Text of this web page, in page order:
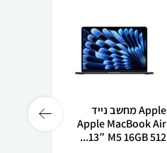
Apple מחשב נייד
Apple MacBook Air
13″ M5 ‎16GB 512...